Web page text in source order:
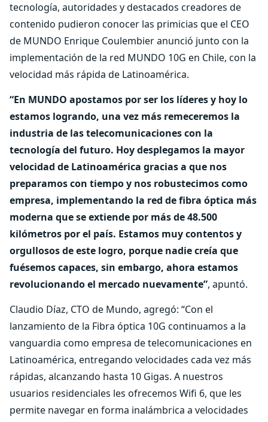
tecnología, autoridades y destacados creadores de
contenido pudieron conocer las primicias que el CEO
de MUNDO Enrique Coulembier anunció junto con la
implementación de la red MUNDO 10G en Chile, con la
velocidad más rápida de Latinoamérica.
“En MUNDO apostamos por ser los líderes y hoy lo
estamos logrando, una vez más remeceremos la
industria de las telecomunicaciones con la
tecnología del futuro. Hoy desplegamos la mayor
velocidad de Latinoamérica gracias a que nos
preparamos con tiempo y nos robustecimos como
empresa, implementando la red de fibra óptica más
moderna que se extiende por más de 48.500
kilómetros por el país. Estamos muy contentos y
orgullosos de este logro, porque nadie creía que
fuésemos capaces, sin embargo, ahora estamos
revolucionando el mercado nuevamente”, apuntó.
Claudio Díaz, CTO de Mundo, agregó: “Con el
lanzamiento de la Fibra óptica 10G continuamos a la
vanguardia como empresa de telecomunicaciones en
Latinoamérica, entregando velocidades cada vez más
rápidas, alcanzando hasta 10 Gigas. A nuestros
usuarios residenciales les ofrecemos Wifi 6, que les
permite navegar en forma inalámbrica a velocidades